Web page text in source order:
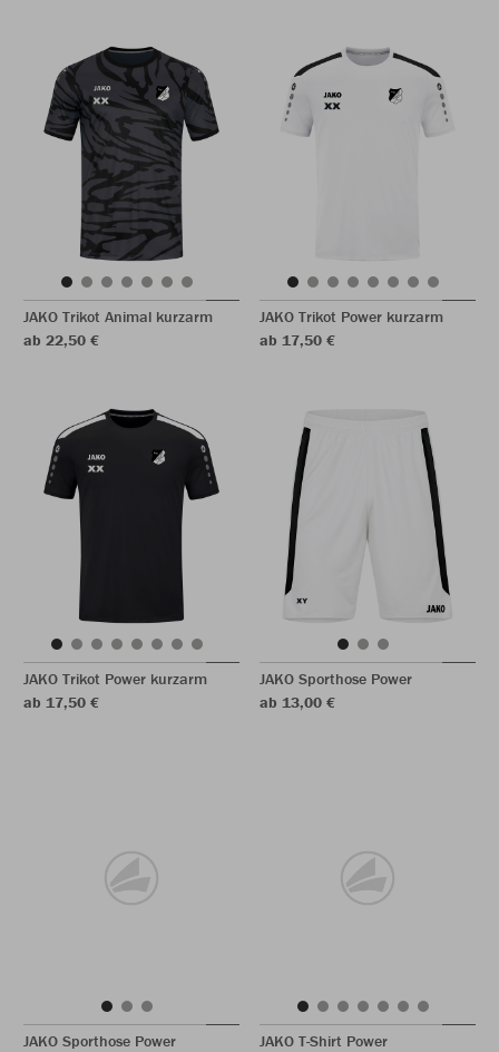
JAKO Trikot Animal kurzarm
ab 22,50 €
JAKO Trikot Power kurzarm
ab 17,50 €
JAKO Trikot Power kurzarm
ab 17,50 €
JAKO Sporthose Power
ab 13,00 €
JAKO Sporthose Power
JAKO T-Shirt Power